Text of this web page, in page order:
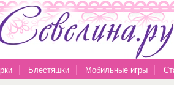
Блестяшки Мобильные игры